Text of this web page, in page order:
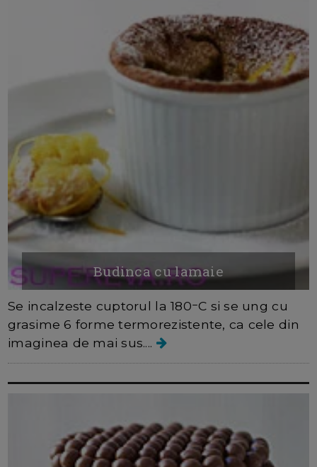
Budinca cu lamaie
Se incalzeste cuptorul la 180ｰC si se ung cu
grasime 6 forme termorezistente, ca cele din
imaginea de mai sus....